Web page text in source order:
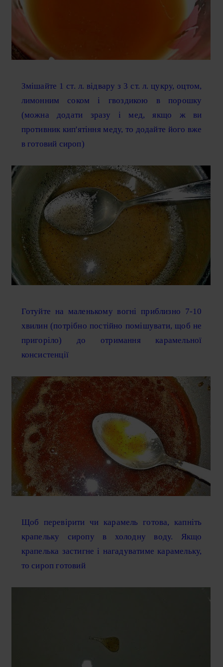
Змішайте 1 ст. л. відвару з 3 ст. л. цукру, оцтом,
лимонним соком і гвоздикою в порошку
(можна додати зразу і мед, якщо ж ви
противник кип'ятіння меду, то додайте його вже
в готовий сироп)
Готуйте на маленькому вогні приблизно 7-10
хвилин (потрібно постійно помішувати, щоб не
пригоріло) до отримання карамельної
консистенції
Щоб перевірити чи карамель готова, капніть
крапельку сиропу в холодну воду. Якщо
крапелька застигне і нагадуватиме карамельку,
то сироп готовий